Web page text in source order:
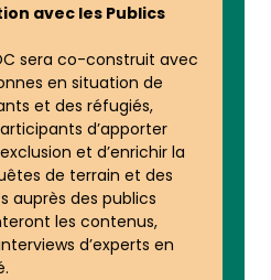
avec les Publics
sera co-construit avec
en situation de
et des réfugiés,
d’apporter
et d’enrichir la
de terrain et des
auprès des publics
les contenus,
d’experts en